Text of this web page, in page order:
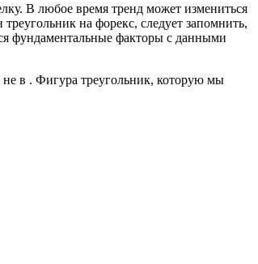
В любое время тренд может измениться
на форекс, следует запомнить,
фундаментальные факторы с данными
не в . Фигура треугольник, которую мы